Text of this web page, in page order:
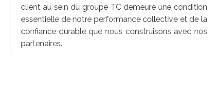
client au sein du groupe TC demeure une condition
essentielle de notre performance collective et de la
confiance durable que nous construisons avec nos
partenaires.